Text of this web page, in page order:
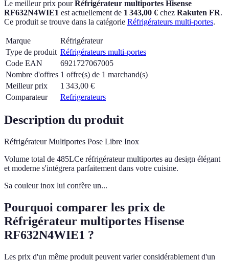
Le meilleur prix pourRéfrigérateur multiportes Hisense
RF632N4WIE1 est actuellement de 1 343,00 € chez Rakuten FR.
Ce produit se trouve dans la catégorie Réfrigérateurs multi-portes.
Marque
Réfrigérateur
Type de produit Réfrigérateurs multi-portes
Code EAN
6921727067005
Nombre d'offres 1 offre(s) de 1 marchand(s)
Meilleur prix
1 343,00 €
Comparateur
Refrigerateurs
Description du produit
Réfrigérateur Multiportes Pose Libre Inox
Volume total de 485LCe réfrigérateur multiportes au design élégant
et moderne s'intégrera parfaitement dans votre cuisine.
Sa couleur inox lui confère un...
Pourquoi comparer les prix de
Réfrigérateur multiportes Hisense
RF632N4WIE1 ?
Les prix d'un même produit peuvent varier considérablement d'un